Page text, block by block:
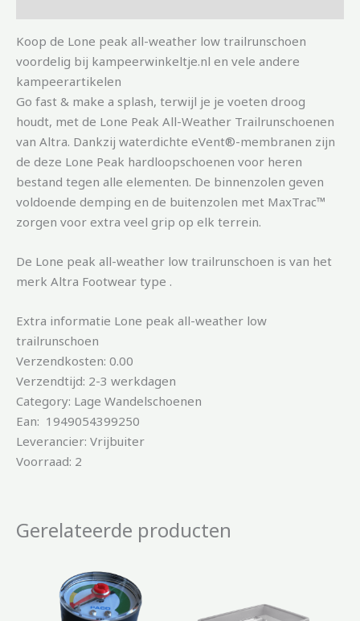
Koop de Lone peak all-weather low trailrunschoen
voordelig bij kampeerwinkeltje.nl en vele andere
kampeerartikelen
Go fast & make a splash, terwijl je je voeten droog
houdt, met de Lone Peak All-Weather Trailrunschoenen
van Altra. Dankzij waterdichte eVent®-membranen zijn
de deze Lone Peak hardloopschoenen voor heren
bestand tegen alle elementen. De binnenzolen geven
voldoende demping en de buitenzolen met MaxTrac™
zorgen voor extra veel grip op elk terrein.
De Lone peak all-weather low trailrunschoen is van het
merk Altra Footwear type .
Extra informatie Lone peak all-weather low
trailrunschoen
Verzendkosten: 0.00
Verzendtijd: 2-3 werkdagen
Category: Lage Wandelschoenen
Ean: 1949054399250
Leverancier: Vrijbuiter
Voorraad: 2
Gerelateerde producten